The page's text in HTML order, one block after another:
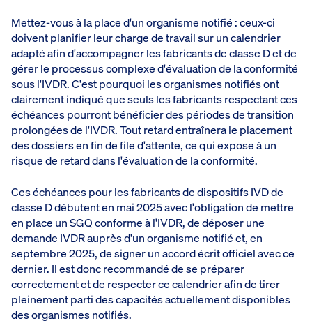
Mettez-vous à la place d'un organisme notifié : ceux-ci
doivent planifier leur charge de travail sur un calendrier
adapté afin d'accompagner les fabricants de classe D et de
gérer le processus complexe d'évaluation de la conformité
sous l'IVDR. C'est pourquoi les organismes notifiés ont
clairement indiqué que seuls les fabricants respectant ces
échéances pourront bénéficier des périodes de transition
prolongées de l'IVDR. Tout retard entraînera le placement
des dossiers en fin de file d'attente, ce qui expose à un
risque de retard dans l'évaluation de la conformité.
Ces échéances pour les fabricants de dispositifs IVD de
classe D débutent en mai 2025 avec l'obligation de mettre
en place un SGQ conforme à l'IVDR, de déposer une
demande IVDR auprès d'un organisme notifié et, en
septembre 2025, de signer un accord écrit officiel avec ce
dernier. Il est donc recommandé de se préparer
correctement et de respecter ce calendrier afin de tirer
pleinement parti des capacités actuellement disponibles
des organismes notifiés.